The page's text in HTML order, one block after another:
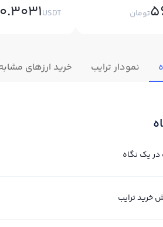
تومان 0.3031USDT
نمودار ترایب خرید ارزهای
در یک نگاه
خرید ترایب